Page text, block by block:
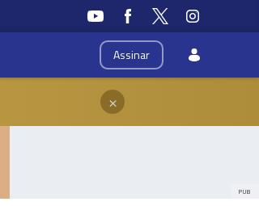
Assinar
×
PUB